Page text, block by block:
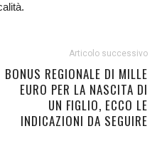
Articolo successivo
BONUS REGIONALE DI MILLE
EURO PER LA NASCITA DI
UN FIGLIO, ECCO LE
INDICAZIONI DA SEGUIRE